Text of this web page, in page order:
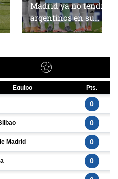
Madrid ya no tendrá
argentinos en su
plantilla y esta es la